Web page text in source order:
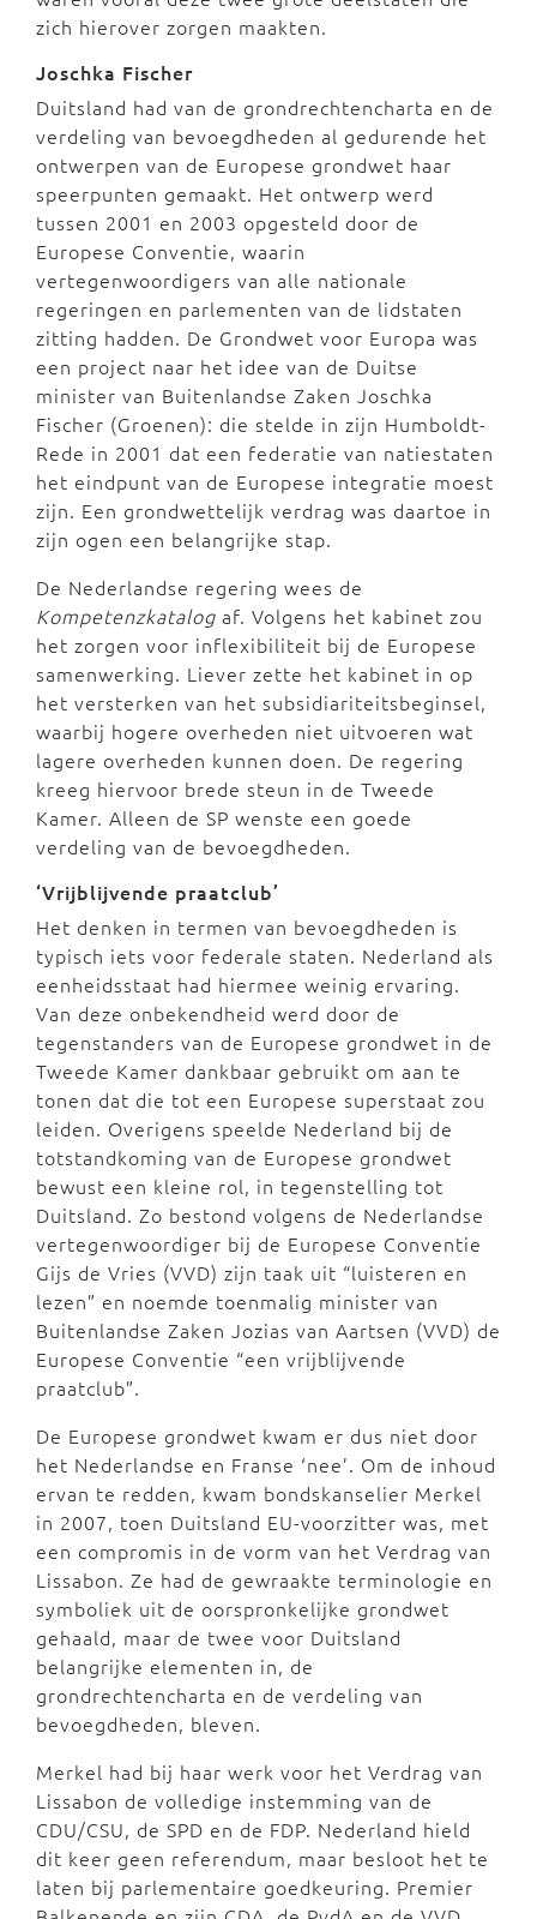
zich hierover zorgen maakten.
Joschka Fischer
Duitsland had van de grondrechtencharta en de
verdeling van bevoegdheden al gedurende het
ontwerpen van de Europese grondwet haar
speerpunten gemaakt. Het ontwerp werd
tussen 2001 en 2003 opgesteld door de
Europese Conventie, waarin
vertegenwoordigers van alle nationale
regeringen en parlementen van de lidstaten
zitting hadden. De Grondwet voor Europa was
een project naar het idee van de Duitse
minister van Buitenlandse Zaken Joschka
Fischer (Groenen): die stelde in zijn Humboldt-
Rede in 2001 dat een federatie van natiestaten
het eindpunt van de Europese integratie moest
zijn. Een grondwettelijk verdrag was daartoe in
zijn ogen een belangrijke stap.
De Nederlandse regering wees de
Kompetenzkatalog af. Volgens het kabinet zou
het zorgen voor inflexibiliteit bij de Europese
samenwerking. Liever zette het kabinet in op
het versterken van het subsidiariteitsbeginsel,
waarbij hogere overheden niet uitvoeren wat
lagere overheden kunnen doen. De regering
kreeg hiervoor brede steun in de Tweede
Kamer. Alleen de SP wenste een goede
verdeling van de bevoegdheden.
‘Vrijblijvende praatclub’
Het denken in termen van bevoegdheden is
typisch iets voor federale staten. Nederland als
eenheidsstaat had hiermee weinig ervaring.
Van deze onbekendheid werd door de
tegenstanders van de Europese grondwet in de
Tweede Kamer dankbaar gebruikt om aan te
tonen dat die tot een Europese superstaat zou
leiden. Overigens speelde Nederland bij de
totstandkoming van de Europese grondwet
bewust een kleine rol, in tegenstelling tot
Duitsland. Zo bestond volgens de Nederlandse
vertegenwoordiger bij de Europese Conventie
Gijs de Vries (VVD) zijn taak uit “luisteren en
lezen” en noemde toenmalig minister van
Buitenlandse Zaken Jozias van Aartsen (VVD) de
Europese Conventie “een vrijblijvende
praatclub”.
De Europese grondwet kwam er dus niet door
het Nederlandse en Franse ‘nee’. Om de inhoud
ervan te redden, kwam bondskanselier Merkel
in 2007, toen Duitsland EU-voorzitter was, met
een compromis in de vorm van het Verdrag van
Lissabon. Ze had de gewraakte terminologie en
symboliek uit de oorspronkelijke grondwet
gehaald, maar de twee voor Duitsland
belangrijke elementen in, de
grondrechtencharta en de verdeling van
bevoegdheden, bleven.
Merkel had bij haar werk voor het Verdrag van
Lissabon de volledige instemming van de
CDU/CSU, de SPD en de FDP. Nederland hield
dit keer geen referendum, maar besloot het te
laten bij parlementaire goedkeuring. Premier